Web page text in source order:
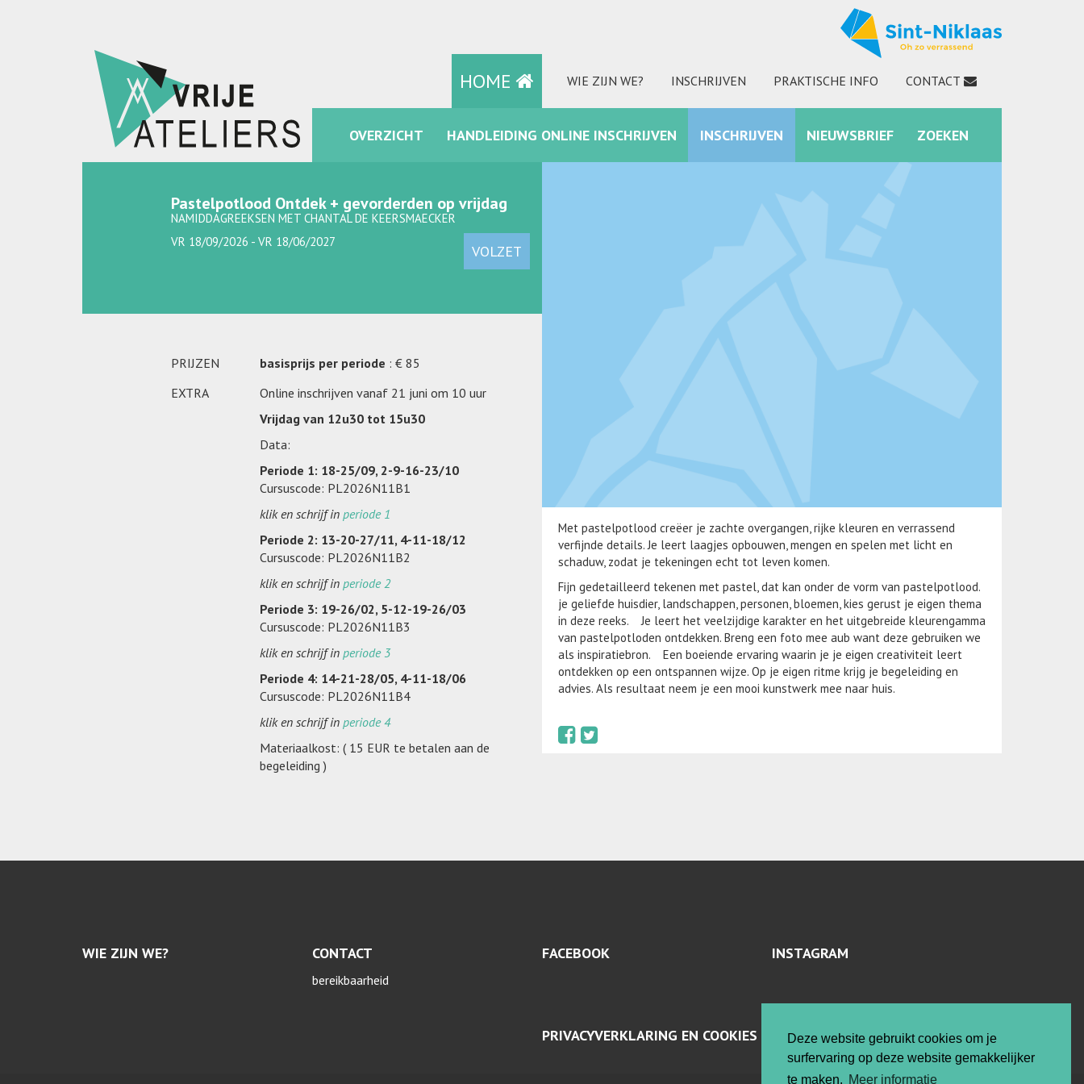
Deze website gebruikt cookies om je
surfervaring op deze website gemakkelijker
te maken. Meer informatie
HOME WIE ZIJN WE? INSCHRIJVEN PRAKTISCHE INFO CONTACT
FACEBOOK INSTAGRAM ZOEKEN
OVERZICHT HANDLEIDING ONLINE INSCHRIJVEN INSCHRIJVEN NIEUWSBRIEF ZOEKEN
Pastelpotlood Ontdek + gevorderden op vrijdag
NAMIDDAGREEKSEN MET CHANTAL DE KEERSMAECKER
VOLZET
VR 18/09/2026 - VR 18/06/2027
PRIJZEN basisprijs per periode : € 85
EXTRA
Online inschrijven vanaf 21 juni om 10 uur
Vrijdag van 12u30 tot 15u30
Data:
Periode 1: 18-25/09, 2-9-16-23/10
Cursuscode: PL2026N11B1
klik en schrijf in periode 1
Periode 2: 13-20-27/11, 4-11-18/12
Cursuscode: PL2026N11B2
klik en schrijf in periode 2
Periode 3: 19-26/02, 5-12-19-26/03
Cursuscode: PL2026N11B3
klik en schrijf in periode 3
Periode 4: 14-21-28/05, 4-11-18/06
Cursuscode: PL2026N11B4
klik en schrijf in periode 4
Materiaalkost: ( 15 EUR te betalen aan de
begeleiding )
Met pastelpotlood creëer je zachte overgangen, rijke kleuren en verrassend
verfijnde details. Je leert laagjes opbouwen, mengen en spelen met licht en
schaduw, zodat je tekeningen echt tot leven komen.
Fijn gedetailleerd tekenen met pastel, dat kan onder de vorm van pastelpotlood.
je geliefde huisdier, landschappen, personen, bloemen, kies gerust je eigen thema
in deze reeks. Je leert het veelzijdige karakter en het uitgebreide kleurengamma
van pastelpotloden ontdekken. Breng een foto mee aub want deze gebruiken we
als inspiratiebron. Een boeiende ervaring waarin je je eigen creativiteit leert
ontdekken op een ontspannen wijze. Op je eigen ritme krijg je begeleiding en
advies. Als resultaat neem je een mooi kunstwerk mee naar huis.
WIE ZIJN WE? CONTACT
bereikbaarheid
FACEBOOK INSTAGRAM
PRIVACYVERKLARING EN COOKIES